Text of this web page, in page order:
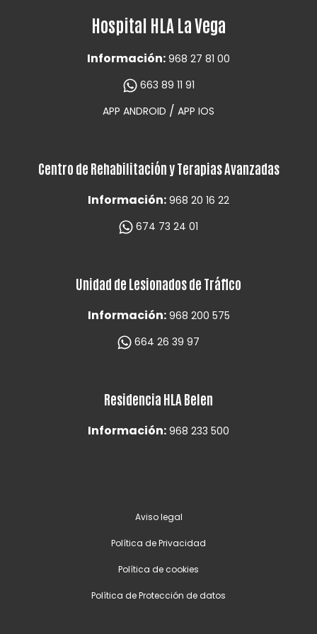
Hospital HLA La Vega
Información: 968 27 81 00
663 89 11 91
APP ANDROID / APP IOS
Centro de Rehabilitación y Terapias Avanzadas
Información: 968 20 16 22
674 73 24 01
Unidad de Lesionados de Tráfico
Información: 968 200 575
664 26 39 97
Residencia HLA Belen
Información: 968 233 500
Aviso legal
Política de Privacidad
Política de cookies
Política de Protección de datos